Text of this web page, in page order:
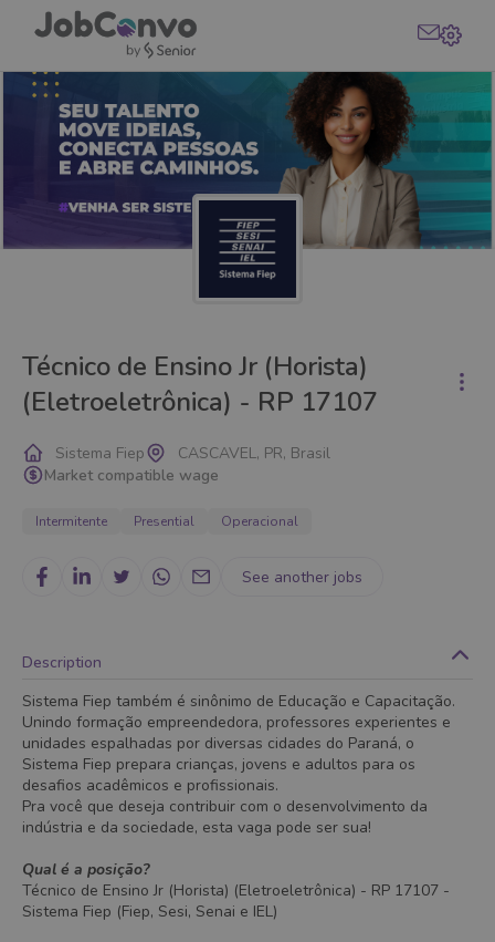
Técnico de Ensino Jr (Horista)
(Eletroeletrônica) - RP 17107
Sistema Fiep
CASCAVEL, PR, Brasil
Market compatible wage
Intermitente Presential Operacional
See another jobs
Description
Sistema Fiep também é sinônimo de Educação e Capacitação.
Unindo formação empreendedora, professores experientes e
unidades espalhadas por diversas cidades do Paraná, o
Sistema Fiep prepara crianças, jovens e adultos para os
desafios acadêmicos e profissionais.
Pra você que deseja contribuir com o desenvolvimento da
indústria e da sociedade, esta vaga pode ser sua!
Qual é a posição?
Técnico de Ensino Jr (Horista) (Eletroeletrônica) - RP 17107 -
Sistema Fiep (Fiep, Sesi, Senai e IEL)